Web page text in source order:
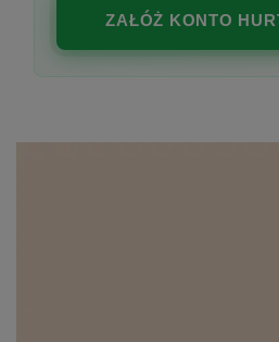
ZAŁÓŻ KONTO